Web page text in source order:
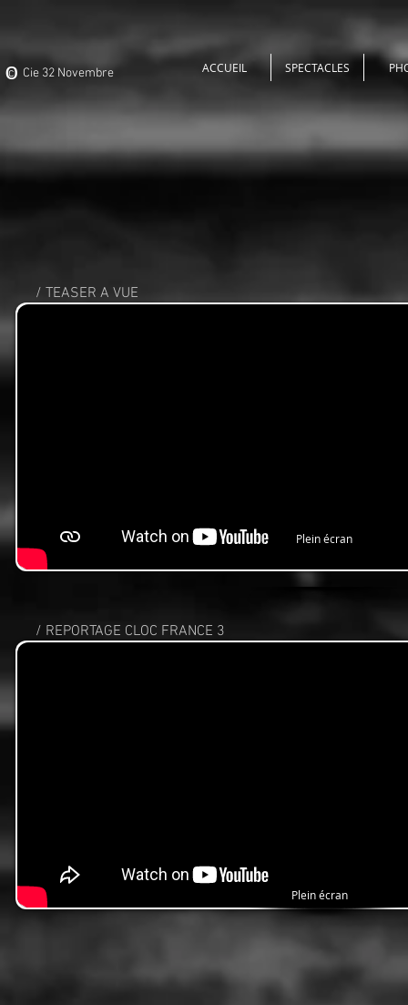
ACCUEIL SPECTACLES
c Cie 32 Novembre
o
/ TEASER A VUE
Plein écran
/ REPORTAGE CLOC FRANCE 3
Plein écran